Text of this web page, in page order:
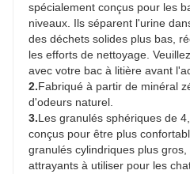
spécialement conçus pour les
niveaux. Ils séparent l'urine
des déchets solides plus bas,
les efforts de nettoyage.
avec votre bac à litière avant
2.Fabriqué à partir de minéral
d'odeurs naturel.
3.Les granulés sphériques de
conçus pour être plus
granulés cylindriques plus
attrayants à utiliser pour les